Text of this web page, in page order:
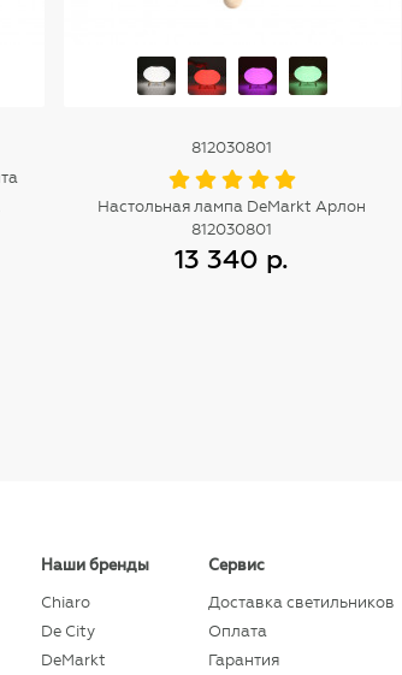
812030801
Настольная лампа DeMarkt Арлон
812030801
13 340 р.
Наши бренды
Chiaro
De City
DeMarkt
Сервис
Доставка светильников
Оплата
Гарантия